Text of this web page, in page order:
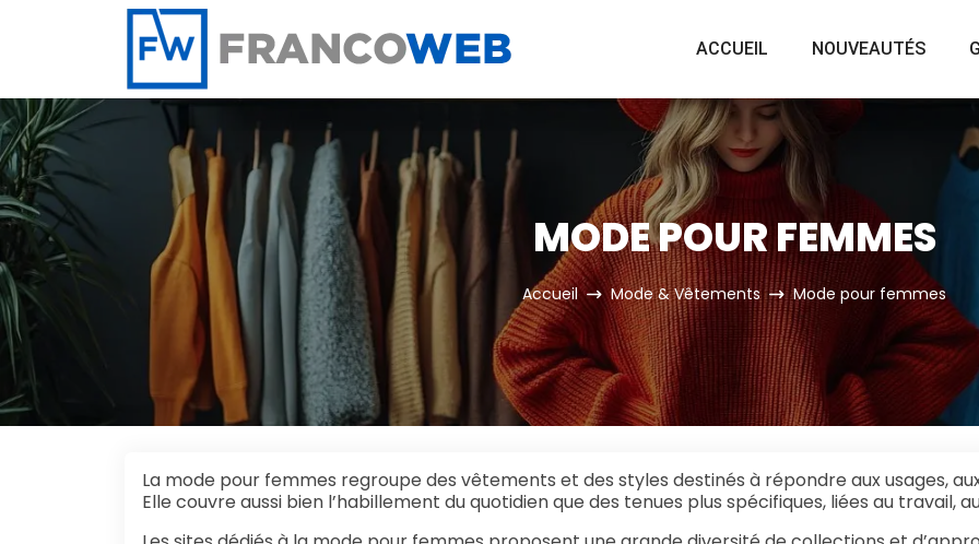
Panneau de gestion des cookies
ACCUEIL NOUVEAUTÉS
MODE POUR FEMMES
Accueil Mode & Vêtements Mode pour femmes
La mode pour femmes regroupe des vêtements et des styles destinés à répondre aux usages,
Elle couvre aussi bien l’habillement du quotidien que des tenues plus spécifiques, liées au travail,